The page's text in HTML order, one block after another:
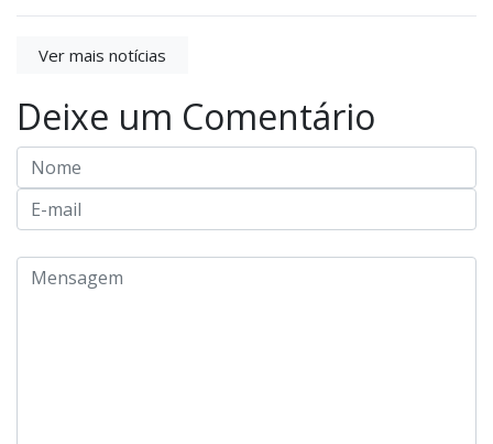
Ver mais notícias
Deixe um Comentário